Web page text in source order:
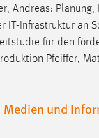
Andreas:
IT-Infrastruktur an
für den
Pfeiffer,
Medien und